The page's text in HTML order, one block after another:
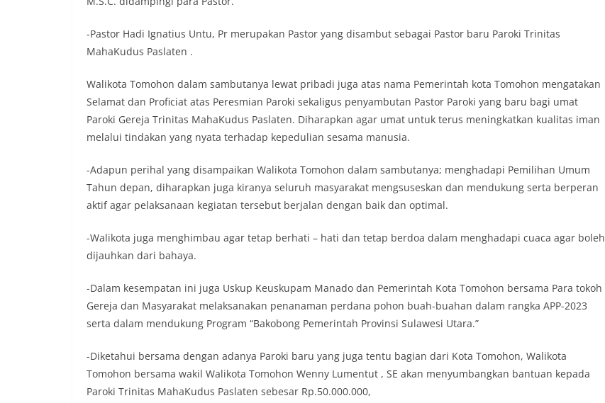
-Pastor Hadi Ignatius Untu, Pr merupakan Pastor yang disambut sebagai Pastor baru Paroki Trinitas
MahaKudus Paslaten .
Walikota Tomohon dalam sambutanya lewat pribadi juga atas nama Pemerintah kota Tomohon mengatakan
Selamat dan Proficiat atas Peresmian Paroki sekaligus penyambutan Pastor Paroki yang baru bagi umat
Paroki Gereja Trinitas MahaKudus Paslaten. Diharapkan agar umat untuk terus meningkatkan kualitas iman
melalui tindakan yang nyata terhadap kepedulian sesama manusia.
-Adapun perihal yang disampaikan Walikota Tomohon dalam sambutanya; menghadapi Pemilihan Umum
Tahun depan, diharapkan juga kiranya seluruh masyarakat mengsuseskan dan mendukung serta berperan
aktif agar pelaksanaan kegiatan tersebut berjalan dengan baik dan optimal.
-Walikota juga menghimbau agar tetap berhati – hati dan tetap berdoa dalam menghadapi cuaca agar boleh
dijauhkan dari bahaya.
-Dalam kesempatan ini juga Uskup Keuskupam Manado dan Pemerintah Kota Tomohon bersama Para tokoh
Gereja dan Masyarakat melaksanakan penanaman perdana pohon buah-buahan dalam rangka APP-2023
serta dalam mendukung Program “Bakobong Pemerintah Provinsi Sulawesi Utara.”
-Diketahui bersama dengan adanya Paroki baru yang juga tentu bagian dari Kota Tomohon, Walikota
Tomohon bersama wakil Walikota Tomohon Wenny Lumentut , SE akan menyumbangkan bantuan kepada
Paroki Trinitas MahaKudus Paslaten sebesar Rp.50.000.000,